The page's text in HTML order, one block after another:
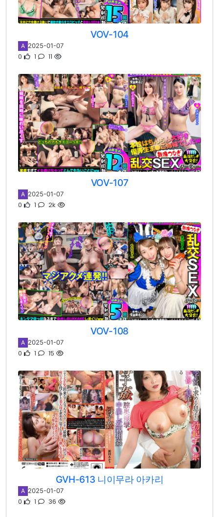
VOV-104
A 2025-01-07
0 1 11
VOV-107
A 2025-01-07
0 1 2k
VOV-108
A 2025-01-07
0 1 15
GVH-613 니이무라 아카리
A 2025-01-07
0 1 36